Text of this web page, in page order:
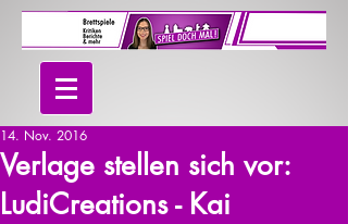
Verlage stellen sich vor:
LudiCreations - Kai
14. Nov. 2016